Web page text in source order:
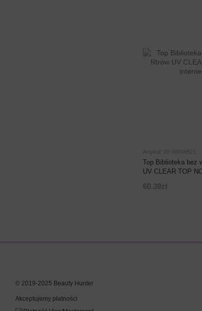
Artykuł: 00-00004521
Top Biblioteka bez
UV CLEAR TOP
60.39zł
© 2019-2025 Beauty Hunter
Akceptujemy płatności